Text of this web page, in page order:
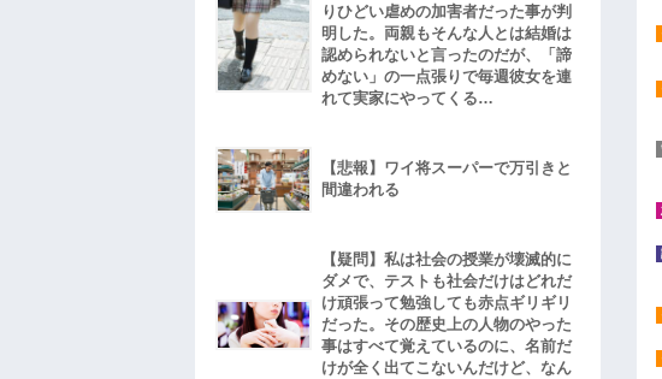
りひどい虐めの加害者だった事が判
明した。両親もそんな人とは結婚は
認められないと言ったのだが、「諦
めない」の一点張りで毎週彼女を連
れて実家にやってくる…
【悲報】ワイ将スーパーで万引きと
間違われる
【疑問】私は社会の授業が壊滅的に
ダメで、テストも社会だけはどれだ
け頑張って勉強しても赤点ギリギリ
だった。その歴史上の人物のやった
事はすべて覚えているのに、名前だ
けが全く出てこないんだけど、なん